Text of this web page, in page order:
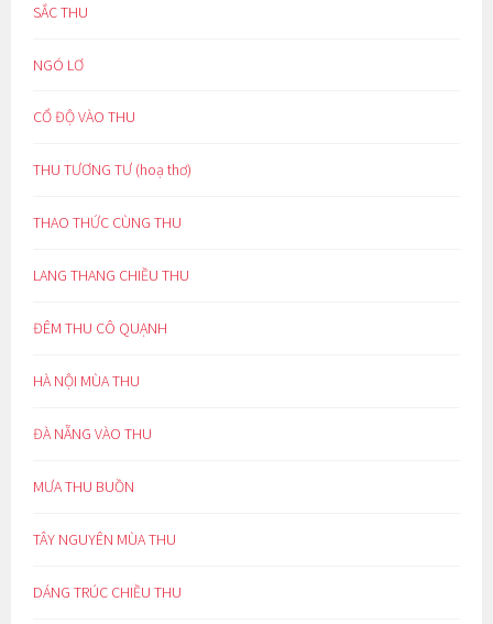
SẮC THU
NGÓ LƠ
CỔ ĐỘ VÀO THU
THU TƯƠNG TƯ (hoạ thơ)
THAO THỨC CÙNG THU
LANG THANG CHIỀU THU
ĐÊM THU CÔ QUẠNH
HÀ NỘI MÙA THU
ĐÀ NẴNG VÀO THU
MƯA THU BUỒN
TÂY NGUYÊN MÙA THU
DÁNG TRÚC CHIỀU THU